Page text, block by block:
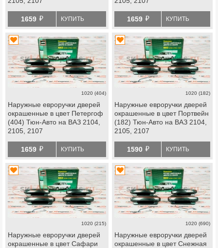
1659 й КУПИТЬ 1659 й КУПИТЬ
1020 (404)
Наружные евроручки дверей
окрашенные в цвет Петергоф
(404) Тюн-Авто на ВАЗ 2104,
2105, 2107
1659 й КУПИТЬ
1020 (182)
Наружные евроручки дверей
окрашенные в цвет Портвейн
(182) Тюн-Авто на ВАЗ 2104,
2105, 2107
1590 й КУПИТЬ
1020 (215)
Наружные евроручки дверей
окрашенные в цвет Сафари
1020 (690)
Наружные евроручки дверей
окрашенные в цвет Снежная